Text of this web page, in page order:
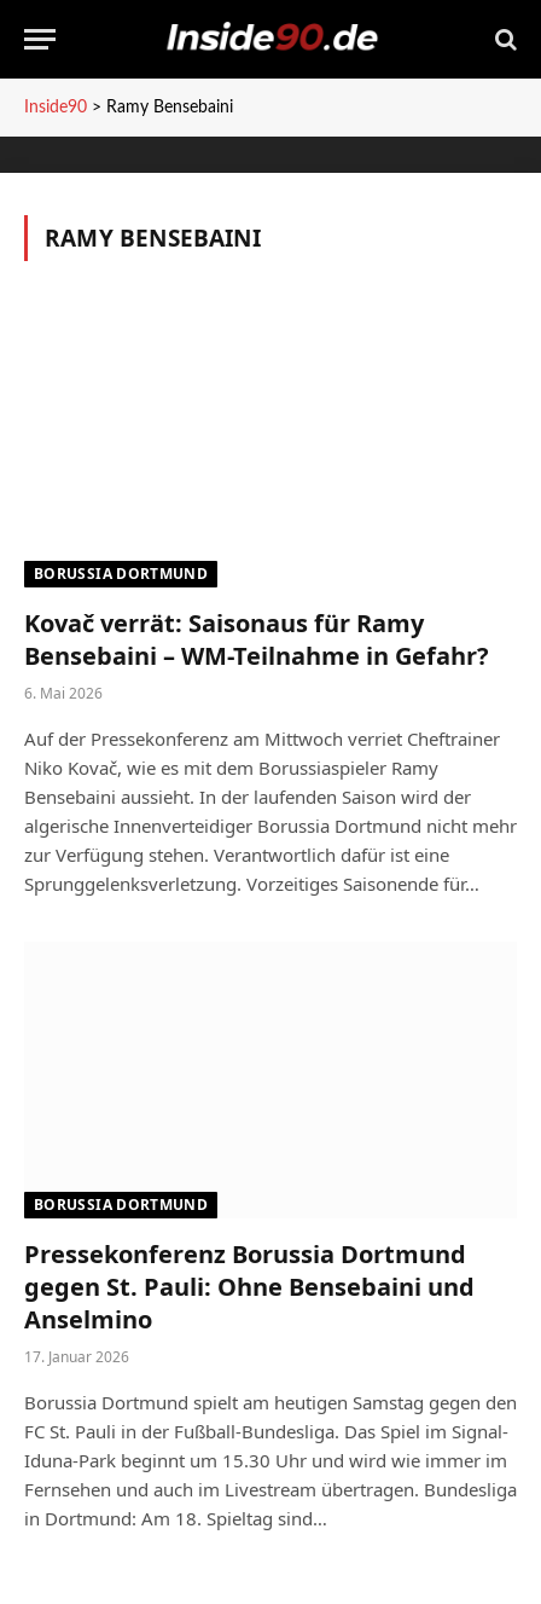
Inside90 > Ramy Bensebaini
RAMY BENSEBAINI
BORUSSIA DORTMUND
Kovač verrät: Saisonaus für Ramy
Bensebaini – WM-Teilnahme in Gefahr?
6. Mai 2026
Auf der Pressekonferenz am Mittwoch verriet Cheftrainer
Niko Kovač, wie es mit dem Borussiaspieler Ramy
Bensebaini aussieht. In der laufenden Saison wird der
algerische Innenverteidiger Borussia Dortmund nicht mehr
zur Verfügung stehen. Verantwortlich dafür ist eine
Sprunggelenksverletzung. Vorzeitiges Saisonende für…
BORUSSIA DORTMUND
Pressekonferenz Borussia Dortmund
gegen St. Pauli: Ohne Bensebaini und
Anselmino
17. Januar 2026
Borussia Dortmund spielt am heutigen Samstag gegen den
FC St. Pauli in der Fußball-Bundesliga. Das Spiel im Signal-
Iduna-Park beginnt um 15.30 Uhr und wird wie immer im
Fernsehen und auch im Livestream übertragen. Bundesliga
in Dortmund: Am 18. Spieltag sind…